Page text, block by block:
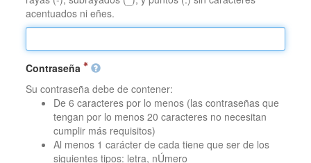
acentuados ni eñes.
Contraseña
Su contraseña debe de contener:
De 6 caracteres por lo menos (las contraseñas que
tengan por lo menos 20 caracteres no necesitan
cumplir más requisitos)
Al menos 1 carácter de cada tiene que ser de los
siguientes tipos: letra, nÚmero